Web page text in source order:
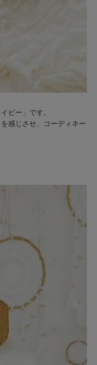
ビー」です。
感じさせ、コーディネー